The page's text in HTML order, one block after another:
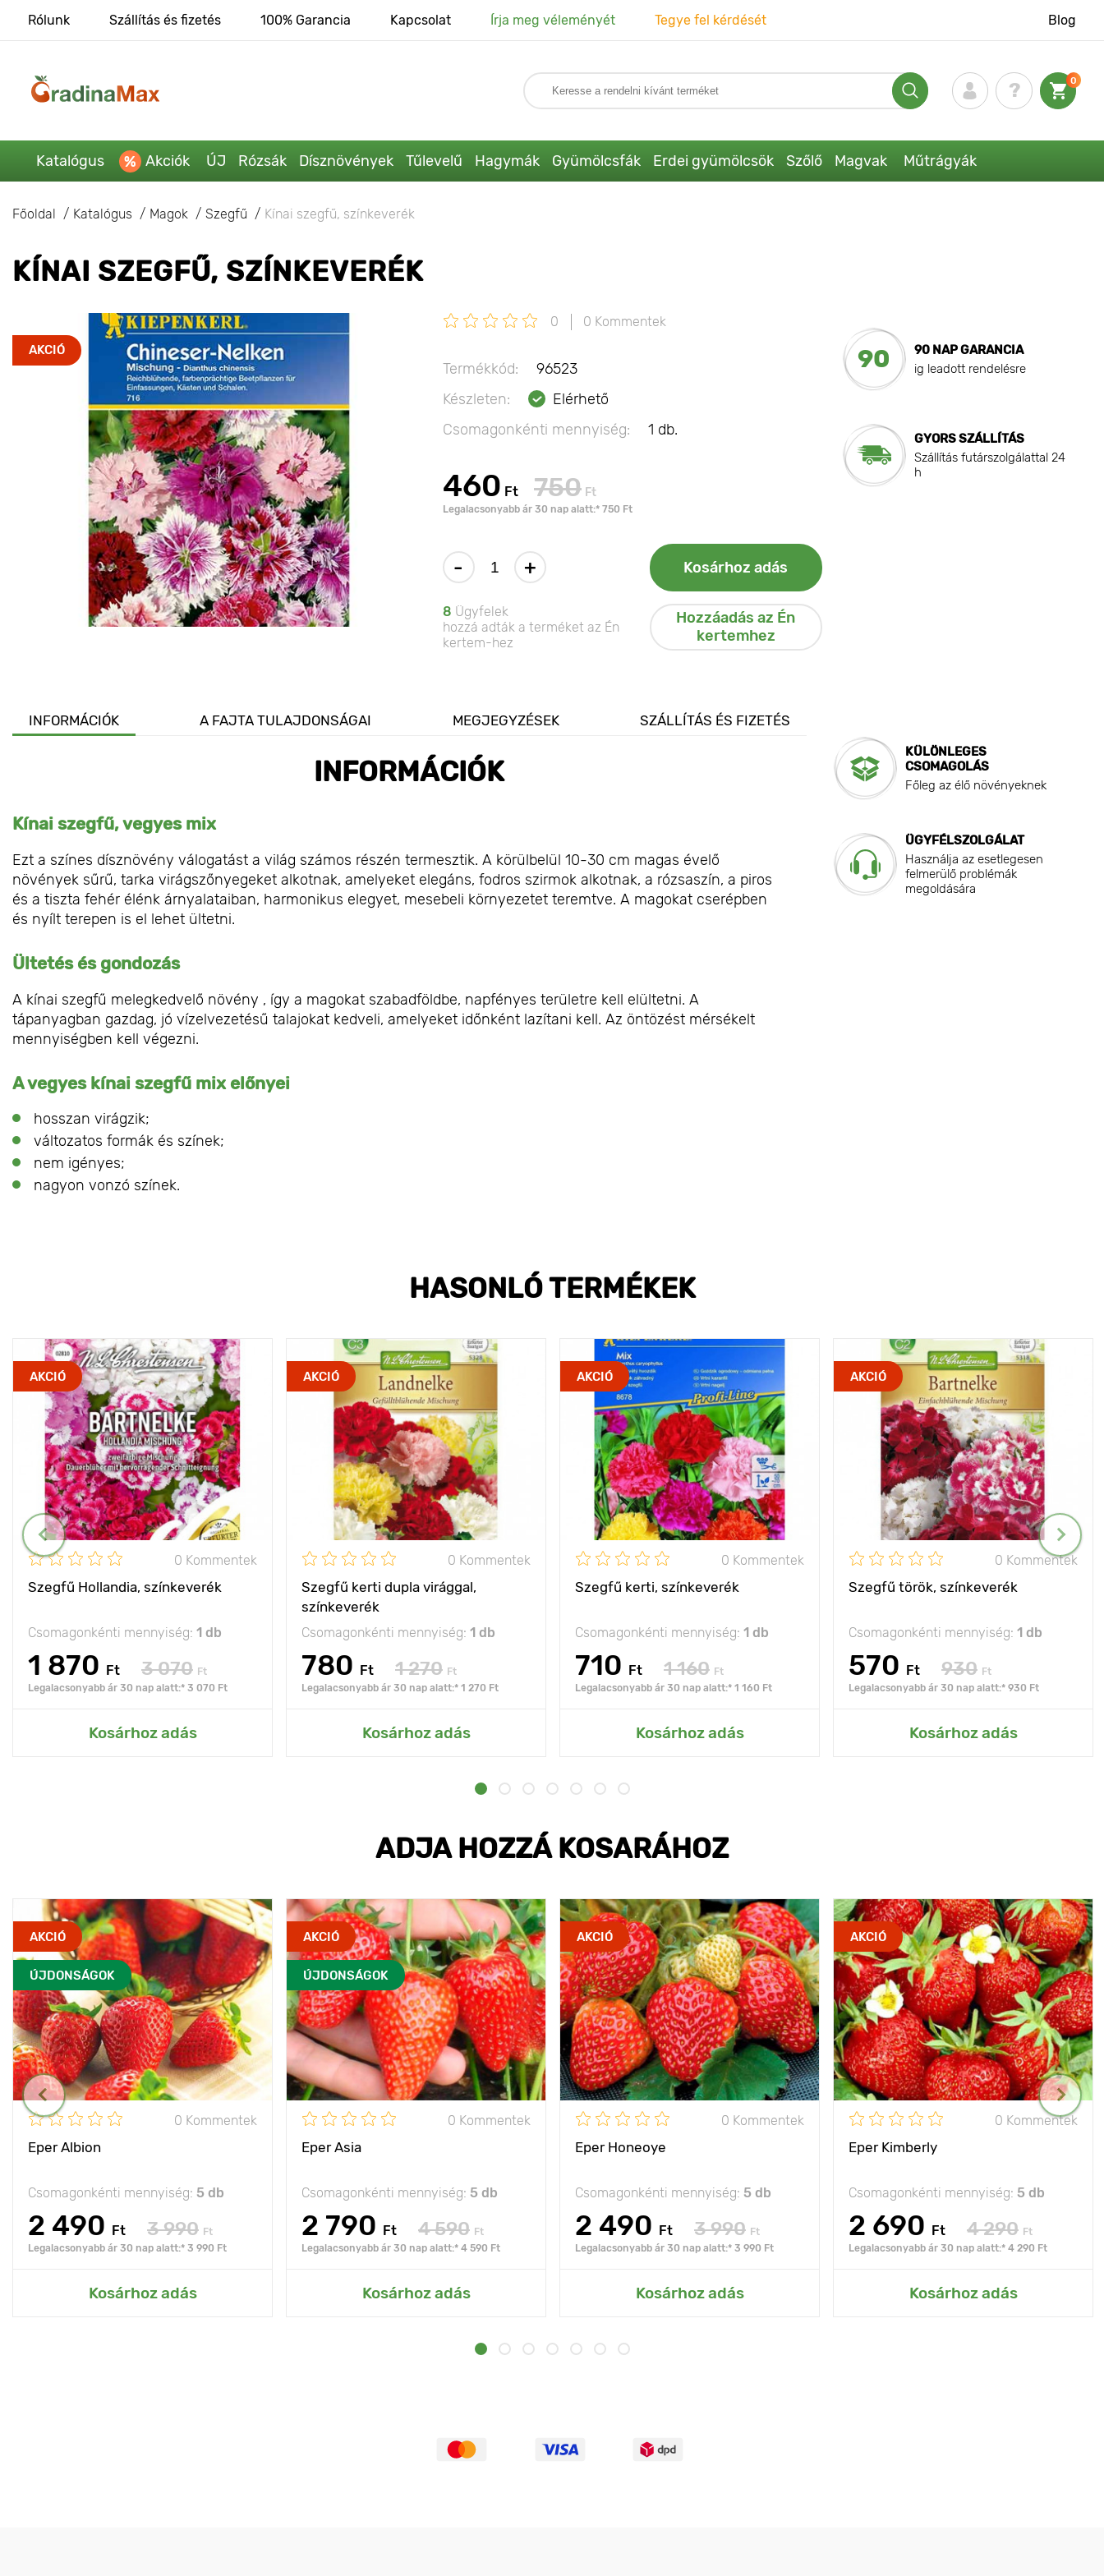
Rólunk Szállítás és fizetés 100% Garancia Kapcsolat Írja meg véleményét Tegye fel kérdését Blog
0
Katalógus Akciók ÚJ Rózsák Dísznövények Tűlevelű Hagymák Gyümölcsfák Erdei gyümölcsök Szőlő Magvak Műtrágyák
Főoldal Katalógus Magok Szegfű Kínai szegfű, színkeverék
KÍNAI SZEGFŰ, SZÍNKEVERÉK
AKCIÓ
0 0 Kommentek
Termékkód:
96523
Készleten:
Elérhető
Csomagonkénti mennyiség:
1 db.
460 Ft 750 Ft
Legalacsonyabb ár 30 nap alatt:* 750 Ft
- + Kosárhoz adás
8 Ügyfelek
hozzá adták a terméket az Én
kertem-hez
Hozzáadás az Én
kertemhez
90
90 NAP GARANCIA
ig leadott rendelésre
GYORS SZÁLLÍTÁS
Szállítás futárszolgálattal 24
h
INFORMÁCIÓK A FAJTA TULAJDONSÁGAI MEGJEGYZÉSEK SZÁLLÍTÁS ÉS FIZETÉS
INFORMÁCIÓK
Kínai szegfű, vegyes mix
Ezt a színes dísznövény válogatást a világ számos részén termesztik. A körülbelül 10-30 cm magas évelő
növények sűrű, tarka virágszőnyegeket alkotnak, amelyeket elegáns, fodros szirmok alkotnak, a rózsaszín, a piros
és a tiszta fehér élénk árnyalataiban, harmonikus elegyet, mesebeli környezetet teremtve. A magokat cserépben
és nyílt terepen is el lehet ültetni.
Ültetés és gondozás
A kínai szegfű melegkedvelő növény , így a magokat szabadföldbe, napfényes területre kell elültetni. A
tápanyagban gazdag, jó vízelvezetésű talajokat kedveli, amelyeket időnként lazítani kell. Az öntözést mérsékelt
mennyiségben kell végezni.
A vegyes kínai szegfű mix előnyei
hosszan virágzik;
változatos formák és színek;
nem igényes;
nagyon vonzó színek.
KÜLÖNLEGES
CSOMAGOLÁS
Főleg az élő növényeknek
ÜGYFÉLSZOLGÁLAT
Használja az esetlegesen
felmerülő problémák
megoldására
HASONLÓ TERMÉKEK
AKCIÓ
0 Kommentek
Szegfű Hollandia, színkeverék
Csomagonkénti mennyiség: 1 db
1 870 Ft 3 070 Ft
Legalacsonyabb ár 30 nap alatt:* 3 070 Ft
Kosárhoz adás
AKCIÓ
0 Kommentek
Szegfű kerti dupla virággal,
színkeverék
Csomagonkénti mennyiség: 1 db
780 Ft 1 270 Ft
Legalacsonyabb ár 30 nap alatt:* 1 270 Ft
Kosárhoz adás
AKCIÓ
0 Kommentek
Szegfű kerti, színkeverék
Csomagonkénti mennyiség: 1 db
710 Ft 1 160 Ft
Legalacsonyabb ár 30 nap alatt:* 1 160 Ft
Kosárhoz adás
AKCIÓ
0 Kommentek
Szegfű török, színkeverék
Csomagonkénti mennyiség: 1 db
570 Ft 930 Ft
Legalacsonyabb ár 30 nap alatt:* 930 Ft
Kosárhoz adás
ADJA HOZZÁ KOSARÁHOZ
AKCIÓ
ÚJDONSÁGOK
0 Kommentek
Eper Albion
Csomagonkénti mennyiség: 5 db
2 490 Ft 3 990 Ft
Legalacsonyabb ár 30 nap alatt:* 3 990 Ft
Kosárhoz adás
AKCIÓ
ÚJDONSÁGOK
0 Kommentek
Eper Asia
Csomagonkénti mennyiség: 5 db
2 790 Ft 4 590 Ft
Legalacsonyabb ár 30 nap alatt:* 4 590 Ft
Kosárhoz adás
AKCIÓ
0 Kommentek
Eper Honeoye
Csomagonkénti mennyiség: 5 db
2 490 Ft 3 990 Ft
Legalacsonyabb ár 30 nap alatt:* 3 990 Ft
Kosárhoz adás
AKCIÓ
0 Kommentek
Eper Kimberly
Csomagonkénti mennyiség: 5 db
2 690 Ft 4 290 Ft
Legalacsonyabb ár 30 nap alatt:* 4 290 Ft
Kosárhoz adás